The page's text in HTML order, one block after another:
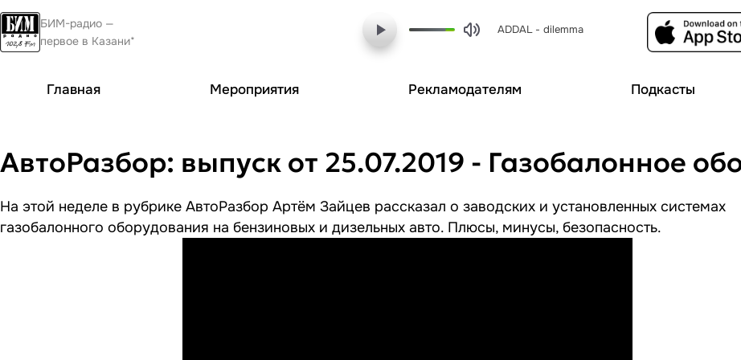
БИМ-радио —
первое в Казани*
ADDAL - dilemma
Главная Мероприятия Рекламодателям Подкасты
АвтоРазбор: выпуск от 25.07.2019 - Газобалонное
На этой неделе в рубрике АвтоРазбор Артём Зайцев рассказал о заводских и установленных системах
газобалонного оборудования на бензиновых и дизельных авто. Плюсы, минусы, безопасность.